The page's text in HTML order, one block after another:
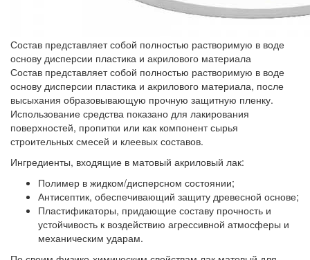
Состав представляет собой полностью растворимую в воде
основу дисперсии пластика и акрилового материала
Состав представляет собой полностью растворимую в воде
основу дисперсии пластика и акрилового материала, после
высыхания образовывающую прочную защитную пленку.
Использование средства показано для лакирования
поверхностей, пропитки или как компонент сырья
строительных смесей и клеевых составов.
Ингредиенты, входящие в матовый акриловый лак:
Полимер в жидком/дисперсном состоянии;
Антисептик, обеспечивающий защиту древесной основе;
Пластификаторы, придающие составу прочность и
устойчивость к воздействию агрессивной атмосферы и
механическим ударам.